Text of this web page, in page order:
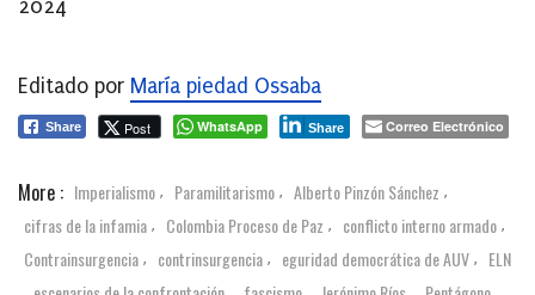
2024
Editado por María piedad Ossaba
Share Post WhatsApp Share Correo Electrónico
More : Imperialismo , Paramilitarismo , Alberto Pinzón Sánchez ,
cifras de la infamia , Colombia Proceso de Paz , conflicto interno armado ,
Contrainsurgencia , contrinsurgencia , eguridad democrática de AUV , ELN